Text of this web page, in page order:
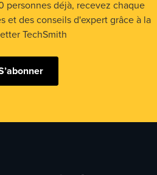
personnes déjà, recevez chaque
et des conseils d'expert grâce à la
TechSmith